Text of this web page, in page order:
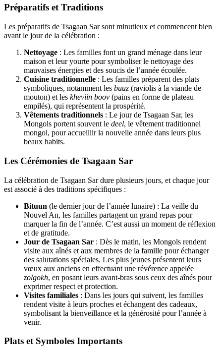
Préparatifs et Traditions
Les préparatifs de Tsagaan Sar sont minutieux et commencent bien
avant le jour de la célébration :
Nettoyage : Les familles font un grand ménage dans leur
maison et leur yourte pour symboliser le nettoyage des
mauvaises énergies et des soucis de l’année écoulée.
Cuisine traditionnelle : Les familles préparent des plats
symboliques, notamment les buuz (raviolis à la viande de
mouton) et les kheviin boov (pains en forme de plateau
empilés), qui représentent la prospérité.
Vêtements traditionnels : Le jour de Tsagaan Sar, les
Mongols portent souvent le deel, le vêtement traditionnel
mongol, pour accueillir la nouvelle année dans leurs plus
beaux habits.
Les Cérémonies de Tsagaan Sar
La célébration de Tsagaan Sar dure plusieurs jours, et chaque jour
est associé à des traditions spécifiques :
Bituun (le dernier jour de l’année lunaire) : La veille du
Nouvel An, les familles partagent un grand repas pour
marquer la fin de l’année. C’est aussi un moment de réflexion
et de gratitude.
Jour de Tsagaan Sar : Dès le matin, les Mongols rendent
visite aux aînés et aux membres de la famille pour échanger
des salutations spéciales. Les plus jeunes présentent leurs
vœux aux anciens en effectuant une révérence appelée
zolgokh, en posant leurs avant-bras sous ceux des aînés pour
exprimer respect et protection.
Visites familiales : Dans les jours qui suivent, les familles
rendent visite à leurs proches et échangent des cadeaux,
symbolisant la bienveillance et la générosité pour l’année à
venir.
Plats et Symboles Importants